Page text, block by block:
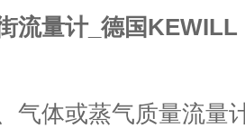
流量计_德国KEWILL
气体或蒸气质量流量